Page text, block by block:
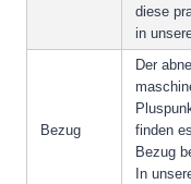
diese
in
Bezug
Der
finden
Bezug
In